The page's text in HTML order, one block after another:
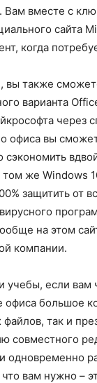
Вам вместе с
сайта
когда
вы также
варианта
через
офиса вы
том же Windows
защитить от
на этом
компании.
учебы, если вам
офиса большое
так и
совместного
одновременно
вам нужно –